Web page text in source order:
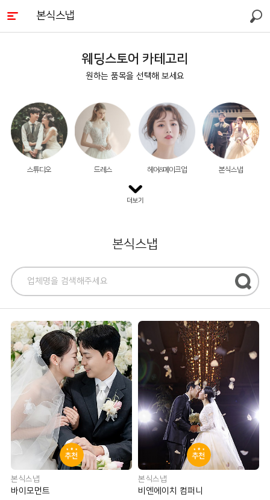
본식스냅 검색
웨딩스토어 카테고리
원하는 품목을 선택해 보세요
스튜디오 드레스 헤어&메이크업 본식스냅
본식스냅
추천
본식스냅
바이모먼트
추천
본식스냅
비엔에이치 컴퍼니